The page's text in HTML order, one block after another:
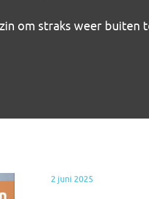
om straks weer
2 juni 2025